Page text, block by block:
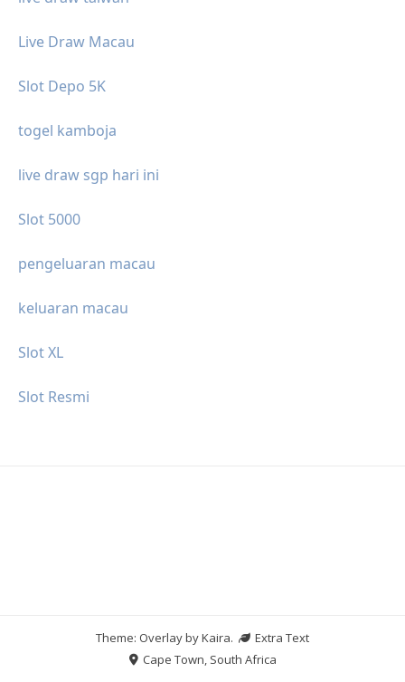
Live Draw Macau
Slot Depo 5K
togel kamboja
live draw sgp hari ini
Slot 5000
pengeluaran macau
keluaran macau
Slot XL
Slot Resmi
Theme: Overlay byKaira.
Extra Text
Cape Town, South Africa